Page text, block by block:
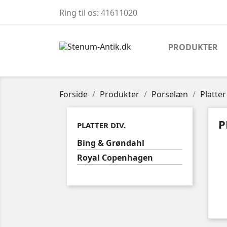
Ring til os: 41611020
PRODUKTER
Forside Produkter Porselæn
PLATTER DIV.
Bing & Grøndahl
Royal Copenhagen